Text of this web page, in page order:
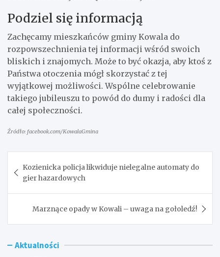
Podziel się informacją
Zachęcamy mieszkańców gminy Kowala do
rozpowszechnienia tej informacji wśród swoich
bliskich i znajomych. Może to być okazja, aby ktoś z
Państwa otoczenia mógł skorzystać z tej
wyjątkowej możliwości. Wspólne celebrowanie
takiego jubileuszu to powód do dumy i radości dla
całej społeczności.
Źródło: facebook.com/KowalaGmina
wpisu
Kozienicka policja likwiduje nielegalne automaty do
gier hazardowych
Marznące opady w Kowali – uwaga na gołoledź!
Aktualności